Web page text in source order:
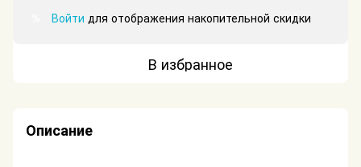
Войти для отображения накопительной скидки
В избранное
Описание